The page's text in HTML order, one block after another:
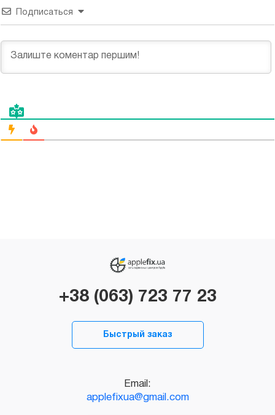
Подписаться
+38 (063) 723 77 23
Быстрый заказ
Email:
applefixua@gmail.com